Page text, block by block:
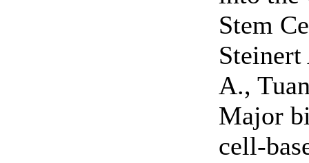
Stem
A.,
Major
cell-